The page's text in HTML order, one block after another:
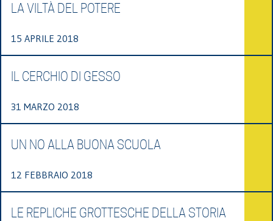
LA VILTÀ DEL POTERE
15 APRILE 2018
IL CERCHIO DI GESSO
31 MARZO 2018
UN NO ALLA BUONA SCUOLA
12 FEBBRAIO 2018
LE REPLICHE GROTTESCHE DELLA STORIA